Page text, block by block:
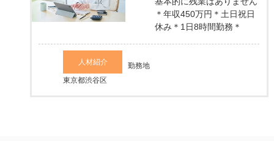
＊年収450万円＊土日祝日
休み＊1日8時間勤務＊
人材紹介
勤務地
東京都渋谷区